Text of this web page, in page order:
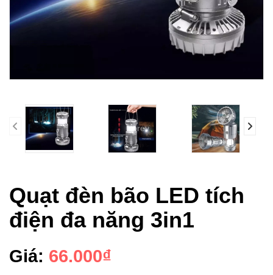
prev
Quạt đèn bão LED tích
điện đa năng 3in1
Giá: 66.000₫